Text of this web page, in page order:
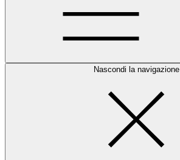
Nascondi la navigazione